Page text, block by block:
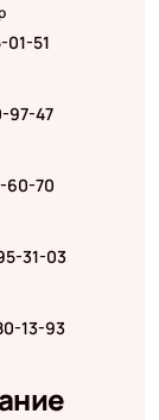
01-51
97-47
60-70
31-03
13-93